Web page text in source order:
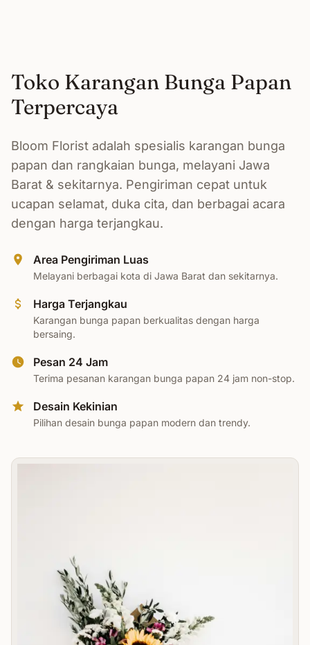
Toko Karangan Bunga Papan
Terpercaya
Bloom Florist adalah spesialis karangan bunga
papan dan rangkaian bunga, melayani Jawa
Barat & sekitarnya. Pengiriman cepat untuk
ucapan selamat, duka cita, dan berbagai acara
dengan harga terjangkau.
Area Pengiriman Luas
Melayani berbagai kota di Jawa Barat dan sekitarnya.
Harga Terjangkau
Karangan bunga papan berkualitas dengan harga
bersaing.
Pesan 24 Jam
Terima pesanan karangan bunga papan 24 jam non-stop.
Desain Kekinian
Pilihan desain bunga papan modern dan trendy.